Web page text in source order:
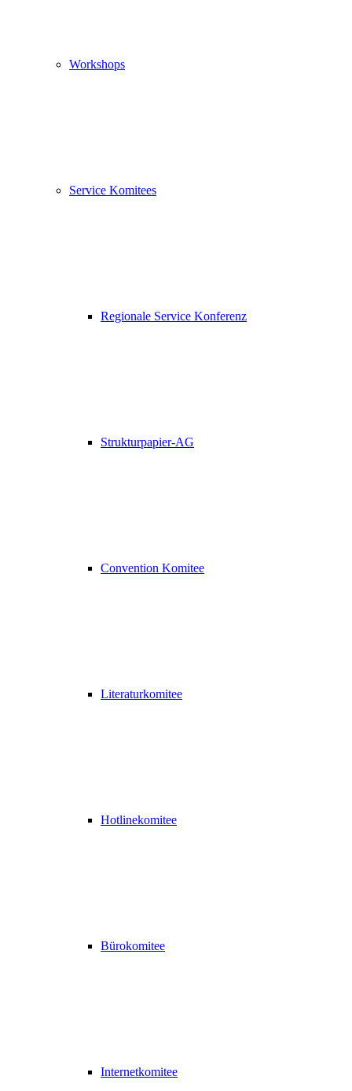
Workshops
Service Komitees
Regionale Service Konferenz
Strukturpapier-AG
Convention Komitee
Literaturkomitee
Hotlinekomitee
Bürokomitee
Internetkomitee